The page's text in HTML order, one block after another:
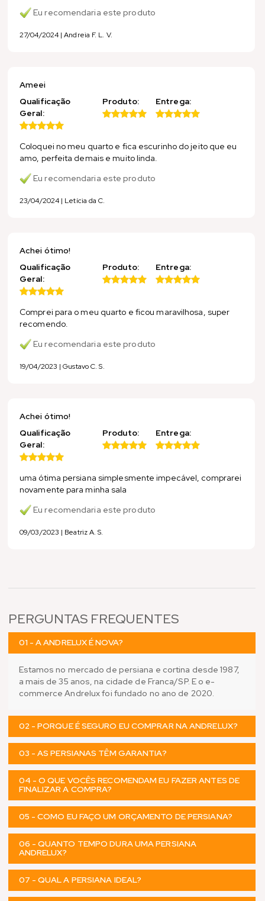
Eu recomendaria este produto
27/04/2024 | Andreia F. L. V.
Ameei
Qualificação
Geral:
Produto: Entrega:
Coloquei no meu quarto e fica escurinho do jeito que eu
amo, perfeita demais e muito linda.
Eu recomendaria este produto
23/04/2024 | Letícia da C.
Achei ótimo!
Qualificação
Geral:
Produto: Entrega:
Comprei para o meu quarto e ficou maravilhosa, super
recomendo.
Eu recomendaria este produto
19/04/2023 | Gustavo C. S.
Achei ótimo!
Qualificação
Geral:
Produto: Entrega:
uma ótima persiana simplesmente impecável, comprarei
novamente para minha sala
Eu recomendaria este produto
09/03/2023 | Beatriz A. S.
PERGUNTAS FREQUENTES
01 - A ANDRELUX É NOVA?
Estamos no mercado de persiana e cortina desde 1987,
a mais de 35 anos, na cidade de Franca/SP. E o e-
commerce Andrelux foi fundado no ano de 2020.
02 - PORQUE É SEGURO EU COMPRAR NA ANDRELUX?
03 - AS PERSIANAS TÊM GARANTIA?
04 - O QUE VOCÊS RECOMENDAM EU FAZER ANTES DE
FINALIZAR A COMPRA?
05 - COMO EU FAÇO UM ORÇAMENTO DE PERSIANA?
06 - QUANTO TEMPO DURA UMA PERSIANA
ANDRELUX?
07 - QUAL A PERSIANA IDEAL?